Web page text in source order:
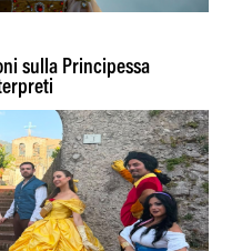
sulla Principessa